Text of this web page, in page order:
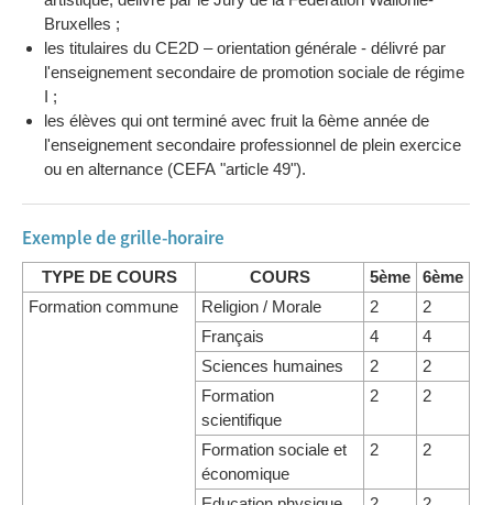
Bruxelles ;
les titulaires du CE2D – orientation générale - délivré par
l'enseignement secondaire de promotion sociale de régime
I ;
les élèves qui ont terminé avec fruit la 6ème année de
l'enseignement secondaire professionnel de plein exercice
ou en alternance (CEFA "article 49").
Exemple de grille-horaire
TYPE DE COURS COURS 5ème
6ème
Formation commune
Religion / Morale 2
2
Français
4
4
Sciences humaines
2
2
Formation
scientifique
2 2
Formation sociale et
économique
2 2